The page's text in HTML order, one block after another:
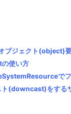
ブジェクト(object)
使い方
で
ト(downcast)をする